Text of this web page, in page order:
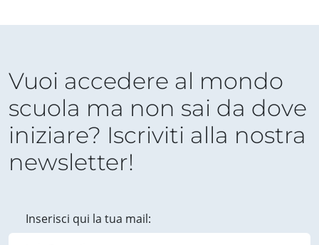
Vuoi accedere al mondo
scuola ma non sai da dove
iniziare? Iscriviti alla nostra
newsletter!
Inserisci qui la tua mail: